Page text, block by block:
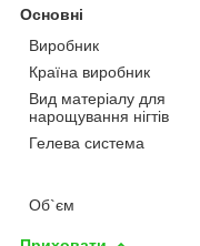
Основні
Виробник
Країна виробник
Вид матеріалу для
нарощування нігтів
Гелева система
Об`єм